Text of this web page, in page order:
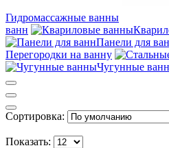
Гидромассажные ванны
ванн
Панели для
Перегородки на ванну
Чугунные
Сортировка:
Показать: